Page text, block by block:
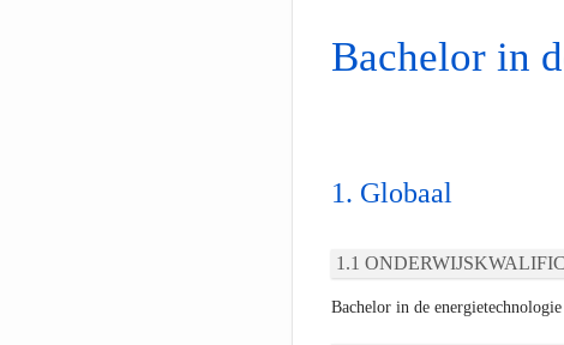
Bachelor in
Globaal
Bachelor in de energietechnologie